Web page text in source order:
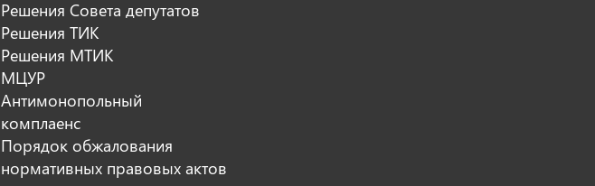
Решения Совета депутатов
Решения ТИК
Решения МТИК
МЦУР
Антимонопольный
комплаенс
Порядок обжалования
нормативных правовых актов